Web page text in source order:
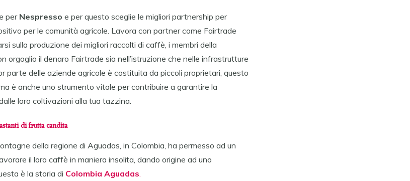
perNespresso e per questo sceglie le migliori partnership per
per le comunità agricole. Lavora con partner come Fairtrade
sulla produzione dei migliori raccolti di caffè, i membri della
orgoglio il denaro Fairtrade sia nell’istruzione che nelle infrastrutture
parte delle aziende agricole è costituita da piccoli proprietari, questo
è anche uno strumento vitale per contribuire a garantire la
loro coltivazioni alla tua tazzina.
di frutta candita
della regione di Aguadas, in Colombia, ha permesso ad un
il loro caffè in maniera insolita, dando origine ad uno
è la storia di Colombia Aguadas